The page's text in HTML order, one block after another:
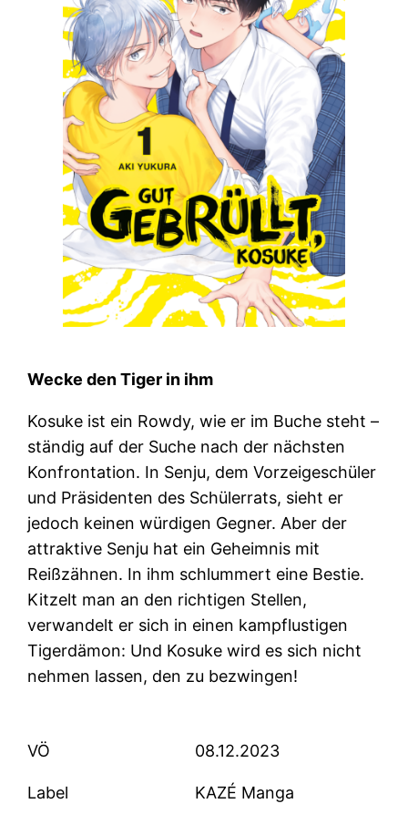
Wecke den Tiger in ihm
Kosuke ist ein Rowdy, wie er im Buche steht –
ständig auf der Suche nach der nächsten
Konfrontation. In Senju, dem Vorzeigeschüler
und Präsidenten des Schülerrats, sieht er
jedoch keinen würdigen Gegner. Aber der
attraktive Senju hat ein Geheimnis mit
Reißzähnen. In ihm schlummert eine Bestie.
Kitzelt man an den richtigen Stellen,
verwandelt er sich in einen kampflustigen
Tigerdämon: Und Kosuke wird es sich nicht
nehmen lassen, den zu bezwingen!
VÖ 08.12.2023
Label KAZÉ Manga